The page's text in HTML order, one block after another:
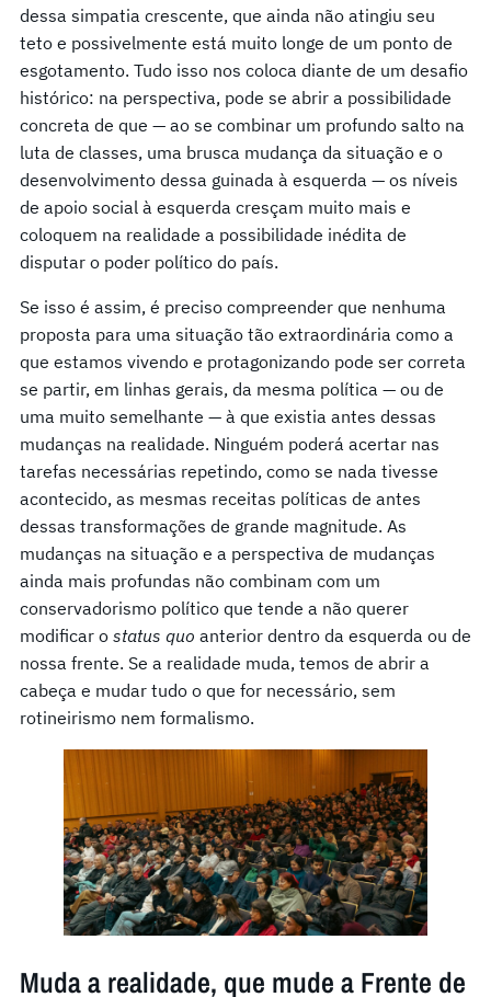
dessa simpatia crescente, que ainda não atingiu seu
teto e possivelmente está muito longe de um ponto de
esgotamento. Tudo isso nos coloca diante de um desafio
histórico: na perspectiva, pode se abrir a possibilidade
concreta de que — ao se combinar um profundo salto na
luta de classes, uma brusca mudança da situação e o
desenvolvimento dessa guinada à esquerda — os níveis
de apoio social à esquerda cresçam muito mais e
coloquem na realidade a possibilidade inédita de
disputar o poder político do país.
Se isso é assim, é preciso compreender que nenhuma
proposta para uma situação tão extraordinária como a
que estamos vivendo e protagonizando pode ser correta
se partir, em linhas gerais, da mesma política — ou de
uma muito semelhante — à que existia antes dessas
mudanças na realidade. Ninguém poderá acertar nas
tarefas necessárias repetindo, como se nada tivesse
acontecido, as mesmas receitas políticas de antes
dessas transformações de grande magnitude. As
mudanças na situação e a perspectiva de mudanças
ainda mais profundas não combinam com um
conservadorismo político que tende a não querer
modificar o status quo anterior dentro da esquerda ou de
nossa frente. Se a realidade muda, temos de abrir a
cabeça e mudar tudo o que for necessário, sem
rotineirismo nem formalismo.
Muda a realidade, que mude a Frente de